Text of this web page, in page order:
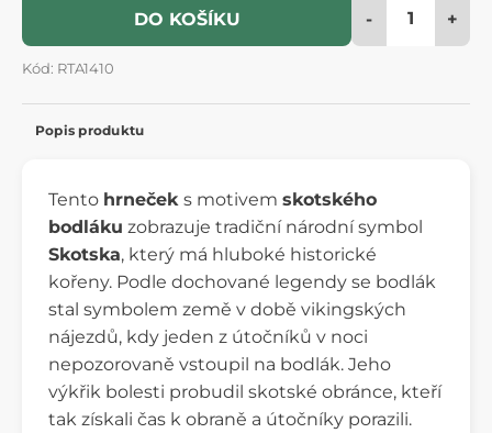
DO KOŠÍKU - +
Kód: RTA1410
Popis produktu
Tento hrneček s motivem skotského
bodláku zobrazuje tradiční národní symbol
Skotska, který má hluboké historické
kořeny. Podle dochované legendy se bodlák
stal symbolem země v době vikingských
nájezdů, kdy jeden z útočníků v noci
nepozorovaně vstoupil na bodlák. Jeho
výkřik bolesti probudil skotské obránce, kteří
tak získali čas k obraně a útočníky porazili.